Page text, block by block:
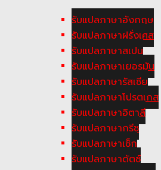
รับแปลภาษาอังกฤษ
รับแปลภาษาฝรั่งเศส
รับแปลภาษาสเปน
รับแปลภาษาเยอรมัน
รับแปลภาษารัสเซีย
รับแปลภาษาโปรตุเกส
รับแปลภาษาอิตาลี
รับแปลภาษากรีซ
รับแปลภาษาเช็ก
รับแปลภาษาดัตซ์